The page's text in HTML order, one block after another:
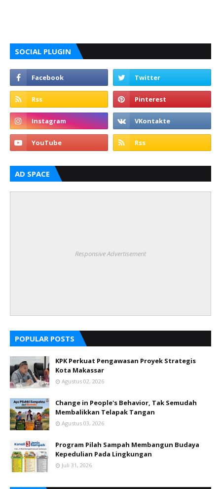
SOCIAL PLUGIN
AD SPACE
Responsive Advertisement
POPULAR POSTS
KPK Perkuat Pengawasan Proyek Strategis
Kota Makassar
Agustus 02, 2026
Change in People's Behavior, Tak Semudah
Membalikkan Telapak Tangan
Agustus 03, 2026
Program Pilah Sampah Membangun Budaya
Kepedulian Pada Lingkungan
Juli 31, 2026